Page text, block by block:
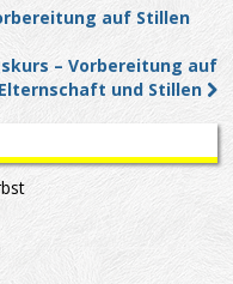
auf Stillen
– Vorbereitung auf
Elternschaft und Stillen